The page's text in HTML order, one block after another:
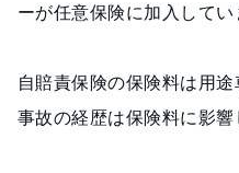
ーが任意保険に加入してい
自賠責保険の保険料は用途
事故の経歴は保険料に影響